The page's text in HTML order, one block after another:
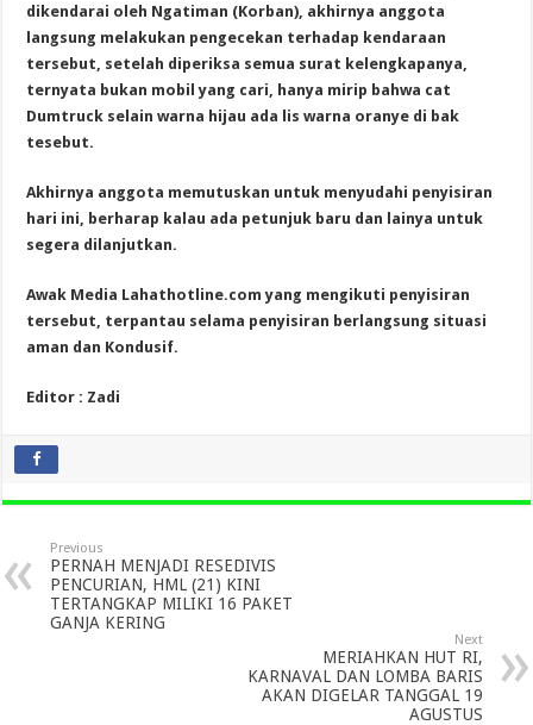
dikendarai oleh Ngatiman (Korban), akhirnya anggota
langsung melakukan pengecekan terhadap kendaraan
tersebut, setelah diperiksa semua surat kelengkapanya,
ternyata bukan mobil yang cari, hanya mirip bahwa cat
Dumtruck selain warna hijau ada lis warna oranye di bak
tesebut.
Akhirnya anggota memutuskan untuk menyudahi penyisiran
hari ini, berharap kalau ada petunjuk baru dan lainya untuk
segera dilanjutkan.
Awak Media Lahathotline.com yang mengikuti penyisiran
tersebut, terpantau selama penyisiran berlangsung situasi
aman dan Kondusif.
Editor : Zadi
Previous
PERNAH MENJADI RESEDIVIS
PENCURIAN, HML (21) KINI
TERTANGKAP MILIKI 16 PAKET
GANJA KERING
Next
MERIAHKAN HUT RI,
KARNAVAL DAN LOMBA BARIS
AKAN DIGELAR TANGGAL 19
AGUSTUS